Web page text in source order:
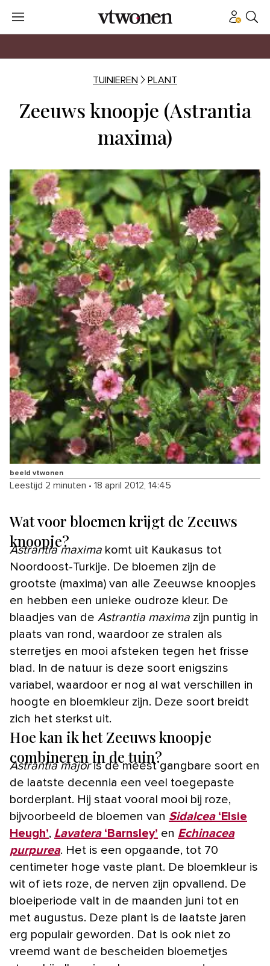
TUINIEREN PLANT
Zeeuws knoopje (Astrantia
maxima)
beeld vtwonen
Leestijd 2 minuten • 18 april 2012, 14:45
Wat voor bloemen krijgt de Zeeuws
knoopje?
Astrantia maxima komt uit Kaukasus tot
Noordoost-Turkije. De bloemen zijn de
grootste (maxima) van alle Zeeuwse knoopjes
en hebben een unieke oudroze kleur. De
blaadjes van de Astrantia maxima zijn puntig in
plaats van rond, waardoor ze stralen als
sterretjes en mooi afsteken tegen het frisse
blad. In de natuur is deze soort enigszins
variabel, waardoor er nog al wat verschillen in
hoogte en bloemkleur zijn. Deze soort breidt
zich het sterkst uit.
Hoe kan ik het Zeeuws knoopje
combineren in de tuin?
Astrantia majoris de meest gangbare soort en
de laatste decennia een veel toegepaste
borderplant. Hij staat vooral mooi bij roze,
bijvoorbeeld de bloemen van Sidalcea‘Elsie
Heugh’, Lavatera‘Barnsley’ en Echinacea
purpurea. Het is een opgaande, tot 70
centimeter hoge vaste plant. De bloemkleur is
wit of iets roze, de nerven zijn opvallend. De
bloeiperiode valt in de maanden juni tot en
met augustus. Deze plant is de laatste jaren
erg populair geworden. Dat is ook niet zo
vreemd want de bescheiden bloemetjes